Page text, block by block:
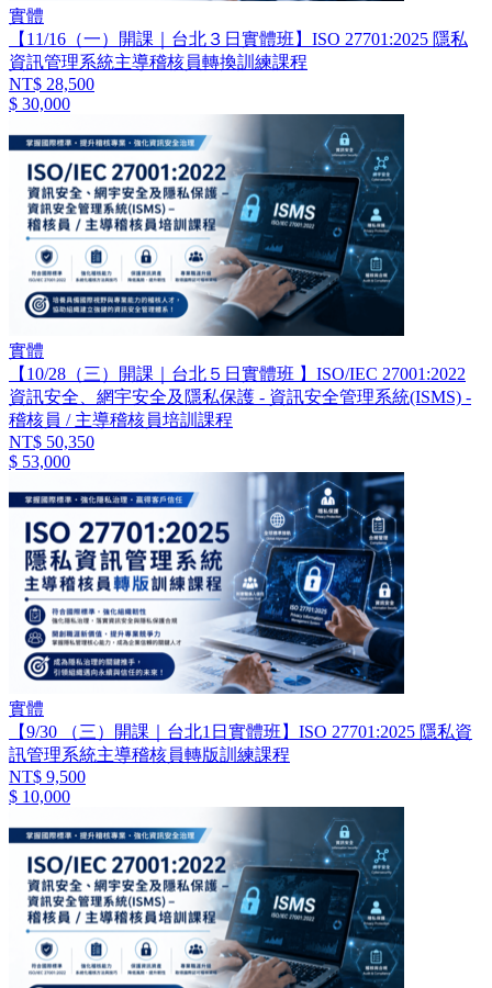
實體
【11/16（一）開課｜台北３日實體班】ISO 27701:2025 隱私
資訊管理系統主導稽核員轉換訓練課程
NT$ 28,500
$ 30,000
實體
【10/28（三）開課｜台北５日實體班 】ISO/IEC 27001:2022
資訊安全、網宇安全及隱私保護 - 資訊安全管理系統(ISMS) -
稽核員 / 主導稽核員培訓課程
NT$ 50,350
$ 53,000
實體
【9/30 （三）開課｜台北1日實體班】ISO 27701:2025 隱私資
訊管理系統主導稽核員轉版訓練課程
NT$ 9,500
$ 10,000